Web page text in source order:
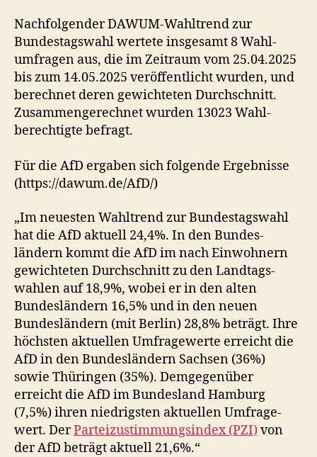
Nachfolgender DAWUM-Wahl­trend zur
Bundestagswahl wertete insgesamt 8 Wahl­
umfragen aus, die im Zeit­raum vom 25.04.2025
bis zum 14.05.2025 ver­öffent­licht wurden, und
berechnet deren gewichteten Durch­schnitt.
Zusammen­gerechnet wurden 13023 Wahl­
berechtigte befragt.
Für die AfD ergaben sich folgende Ergebnisse
(https://dawum.de/AfD/)
„Im neuesten Wahltrend zur Bundestagswahl
hat die AfD aktuell 24,4%. In den Bundes­
ländern kommt die AfD im nach Ein­wohnern
gewichteten Durch­schnitt zu den Landtags­
wahlen auf 18,9%, wobei er in den alten
Bundes­ländern 16,5% und in den neuen
Bundes­ländern (mit Berlin) 28,8% beträgt. Ihre
höchsten aktuellen Umfrage­werte erreicht die
AfD in den Bundes­ländern Sachsen (36%)
sowie Thüringen (35%). Dem­gegenüber
erreicht die AfD im Bundes­land Hamburg
(7,5%) ihren niedrigsten aktuellen Umfrage­
wert. DerPartei­zustimmungs­index (PZI)von
der AfD beträgt aktuell 21,6%.“